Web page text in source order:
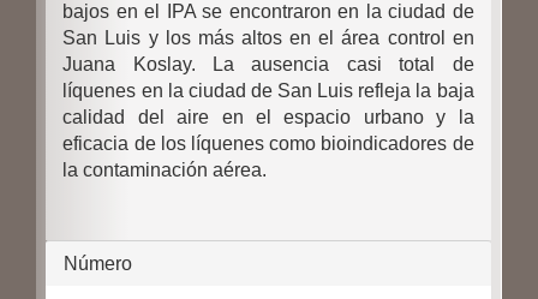
bajos en el IPA se encontraron en la ciudad de
San Luis y los más altos en el área control en
Juana Koslay. La ausencia casi total de
líquenes en la ciudad de San Luis refleja la baja
calidad del aire en el espacio urbano y la
eficacia de los líquenes como bioindicadores de
la contaminación aérea.
Detalles
Número